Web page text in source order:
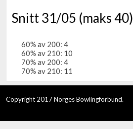
Snitt 31/05 (maks 40)
60% av 200: 4
60% av 210: 10
70% av 200: 4
70% av 210: 11
Copyright 2017 Norges Bowlingforbund.